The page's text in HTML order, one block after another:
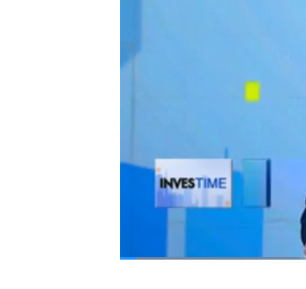
Selengkapnya saksikan
Achmad Hidayah dalam
#asuransi #bpjs kesehatan